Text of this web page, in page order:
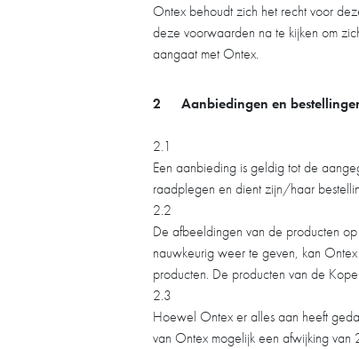
Ontex behoudt zich het recht voor
deze voorwaarden na te kijken om
aangaat met Ontex.
2 Aanbiedingen en
2.1
Een aanbieding is geldig tot de
raadplegen en dient zijn/haar
2.2
De afbeeldingen van de producten
nauwkeurig weer te geven, kan
producten. De producten van de
2.3
Hoewel Ontex er alles aan heeft
van Ontex mogelijk een afwijking van